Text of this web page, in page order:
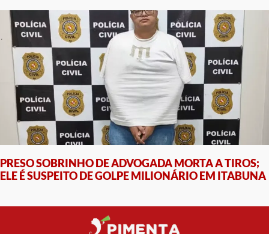
PRESO SOBRINHO DE ADVOGADA MORTA A TIROS;
ELE É SUSPEITO DE GOLPE MILIONÁRIO EM ITABUNA